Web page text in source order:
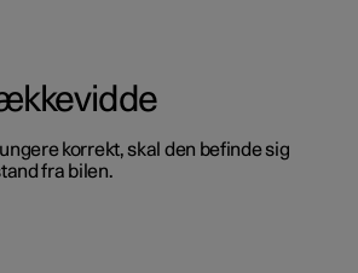
korrekt, skal den befinde sig
fra bilen.